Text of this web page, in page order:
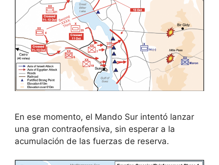
En ese momento, el Mando Sur intentó lanzar
una gran contraofensiva, sin esperar a la
acumulación de las fuerzas de reserva.